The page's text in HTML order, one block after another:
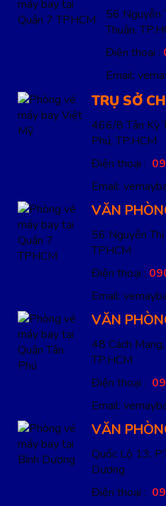
56 Nguyễn
Thuận,
Điện thoại :
Email:
TRỤ SỞ
466/8 Tân Kỳ
Phú, TP.HCM
Điện thoại :
Email:
VĂN
56 Nguyễn Thị
TPHCM
Điện thoại :
Email:
VĂN
48 Cách Mạng,
TP.HCM
Điện thoại :
Email:
VĂN
Quốc Lộ 13,
Dương
Điện thoại :